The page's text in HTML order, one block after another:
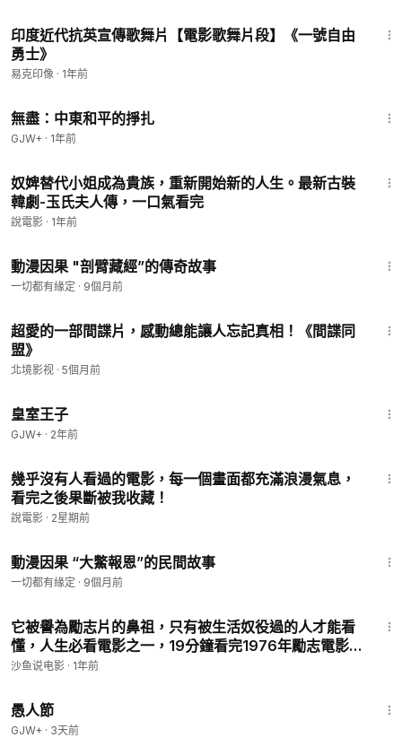
印度近代抗英宣傳歌舞片【電影歌舞片段】《一號自由
勇士》
易克印像 · 1年前
無盡：中東和平的掙扎
GJW+ · 1年前
奴婢替代小姐成為貴族，重新開始新的人生。最新古裝
韓劇-玉氏夫人傳，一口氣看完
說電影 · 1年前
動漫因果 "剖臂藏經”的傳奇故事
一切都有緣定 · 9個月前
超愛的一部間諜片，感動總能讓人忘記真相！《間諜同
盟》
北境影视 · 5個月前
皇室王子
GJW+ · 2年前
幾乎沒有人看過的電影，每一個畫面都充滿浪漫氣息，
看完之後果斷被我收藏！
說電影 · 2星期前
動漫因果 “大鱉報恩”的民間故事
一切都有緣定 · 9個月前
它被譽為勵志片的鼻祖，只有被生活奴役過的人才能看
懂，人生必看電影之一，19分鐘看完1976年勵志電影
《洛奇》
沙鱼说电影 · 1年前
愚人節
GJW+ · 3天前